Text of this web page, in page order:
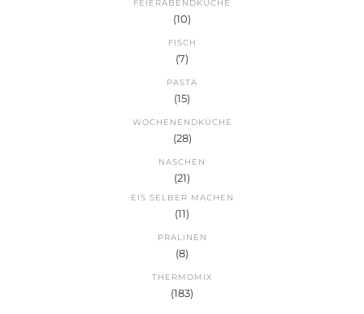
FEIERABENDKÜCHE
(10)
FISCH
(7)
PASTA
(15)
WOCHENENDKÜCHE
(28)
NASCHEN
(21)
EIS SELBER MACHEN
(11)
PRALINEN
(8)
THERMOMIX
(183)